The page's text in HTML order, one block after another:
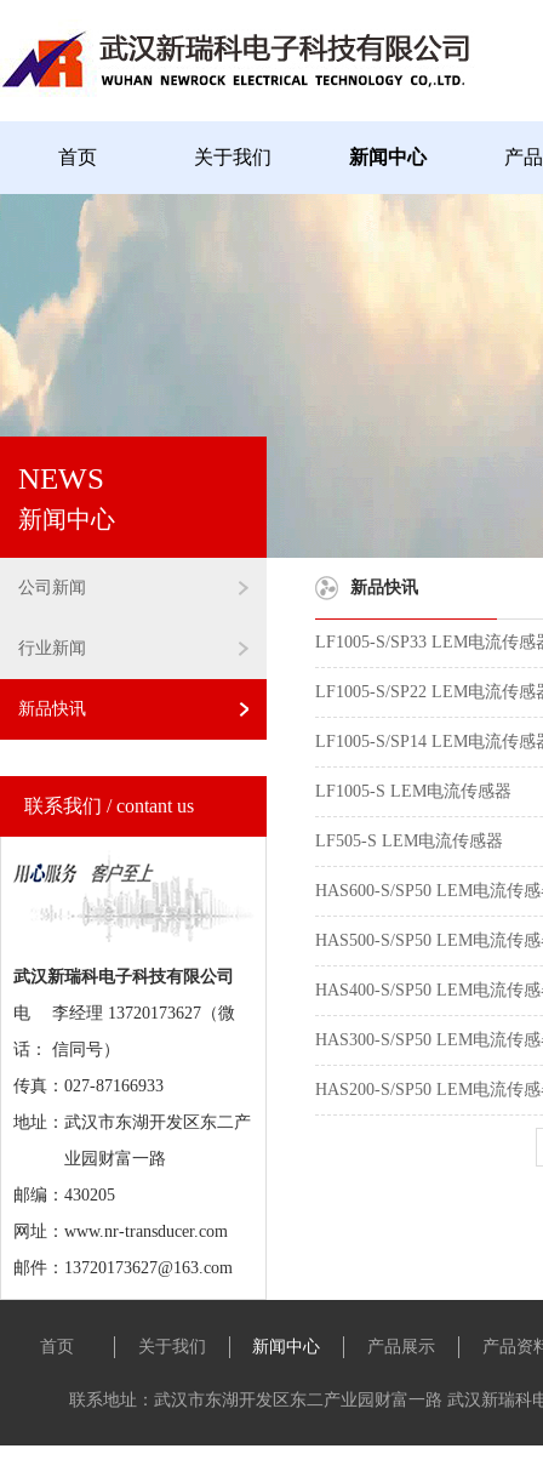
首页 关于我们 新闻中心 产
NEWS
新闻中心
公司新闻
行业新闻
新品快讯
联系我们 / contant us
武汉新瑞科电子科技有限公司
电
话：
李经理 13720173627（微
信同号）
传真：027-87166933
地址： 武汉市东湖开发区东二产
业园财富一路
邮编：430205
网址：www.nr-transducer.com
邮件：13720173627@163.com
新品快讯
LF1005-S/SP33 LEM电流传感
LF1005-S/SP22 LEM电流传感
LF1005-S/SP14 LEM电流传感
LF1005-S LEM电流传感器
LF505-S LEM电流传感器
HAS600-S/SP50 LEM电流传
HAS500-S/SP50 LEM电流传
HAS400-S/SP50 LEM电流传
HAS300-S/SP50 LEM电流传
HAS200-S/SP50 LEM电流传
首页 关于我们 新闻中心 产品展示 产品资
联系地址：武汉市东湖开发区东二产业园财富一路 武汉新瑞